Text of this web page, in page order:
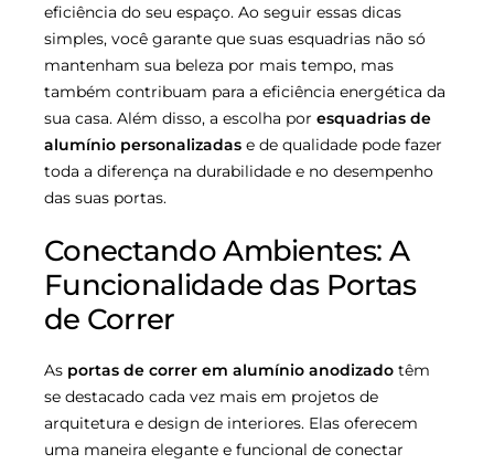
eficiência do seu espaço. Ao seguir essas dicas
simples, você garante que suas esquadrias não só
mantenham sua beleza por mais tempo, mas
também contribuam para a eficiência energética da
sua casa. Além disso, a escolha por esquadrias de
alumínio personalizadas e de qualidade pode fazer
toda a diferença na durabilidade e no desempenho
das suas portas.
Conectando Ambientes: A
Funcionalidade das Portas
de Correr
As portas de correr em alumínio anodizado têm
se destacado cada vez mais em projetos de
arquitetura e design de interiores. Elas oferecem
uma maneira elegante e funcional de conectar